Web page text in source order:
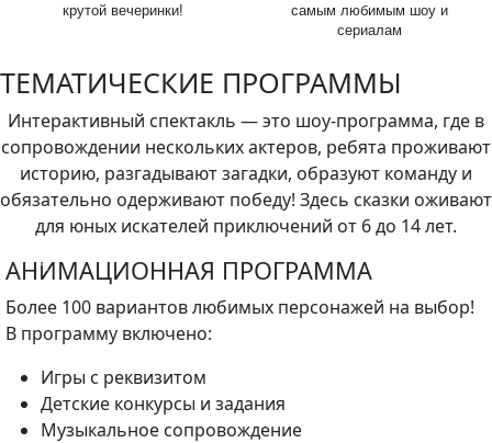
крутой вечеринки!
самым любимым шоу и
сериалам
ТЕМАТИЧЕСКИЕ ПРОГРАММЫ
Интерактивный спектакль — это шоу-программа, где в
сопровождении нескольких актеров, ребята проживают
историю, разгадывают загадки, образуют команду и
обязательно одерживают победу! Здесь сказки оживают
для юных искателей приключений от 6 до 14 лет.
АНИМАЦИОННАЯ ПРОГРАММА
Более 100 вариантов любимых персонажей на выбор!
В программу включено:
Игры с реквизитом
Детские конкурсы и задания
Музыкальное сопровождение